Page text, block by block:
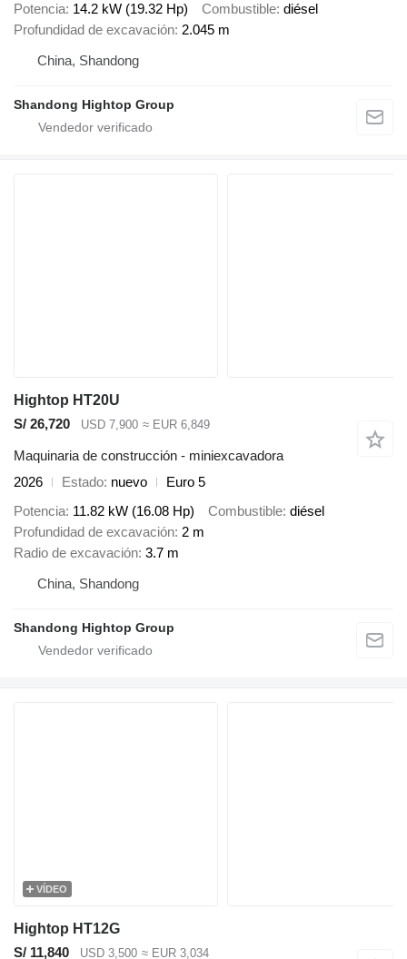
Potencia 14.2 kW (19.32 Hp) Combustible diésel
Profundidad de excavación 2.045 m
China, Shandong
Shandong Hightop Group
Hightop HT20U
S/ 26,720
USD 7,900 ≈ EUR 6,849
Maquinaria de construcción - miniexcavadora
2026
Estado nuevo
Euro 5
Potencia 11.82 kW (16.08 Hp) Combustible diésel
Profundidad de excavación 2 m
Radio de excavación 3.7 m
China, Shandong
Shandong Hightop Group
VÍDEO
Hightop HT12G
S/ 11,840
USD 3,500 ≈ EUR 3,034